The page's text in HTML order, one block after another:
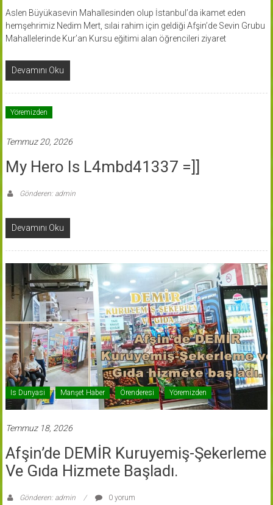
Aslen Büyükasevin Mahallesinden olup İstanbul’da ikamet eden
hemşehrimiz Nedim Mert, sılai rahim için geldiği Afşin’de Sevin Grubu
Mahallelerinde Kur’an Kursu eğitimi alan öğrencileri ziyaret
Devamını Oku
Yöremizden
Temmuz 20, 2026
My Hero Is L4mbd41337 =]]
Gönderen: admin
Devamını Oku
Is Dunyasi Manşet Haber Örenderesi Yöremizden
Temmuz 18, 2026
Afşin’de DEMİR Kuruyemiş-Şekerleme
Ve Gıda Hizmete Başladı.
Gönderen: admin 0 yorum